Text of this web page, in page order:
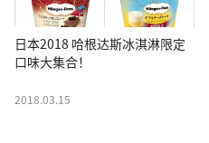
日本2018 哈根达斯冰淇淋限定
口味大集合！
2018.03.15